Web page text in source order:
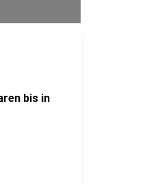
bis in